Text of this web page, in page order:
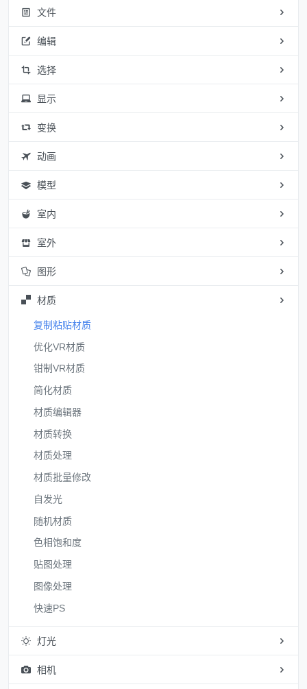
文件
编辑
选择
显示
变换
动画
模型
室内
室外
图形
材质
复制粘贴材质
优化VR材质
钳制VR材质
简化材质
材质编辑器
材质转换
材质处理
材质批量修改
自发光
随机材质
色相饱和度
贴图处理
图像处理
快速PS
灯光
相机